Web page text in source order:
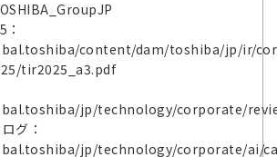
content/dam/toshiba/jp/ir/
tir2025_a3.pdf
jp/technology/corporate/
グ：
jp/technology/corporate/ai/